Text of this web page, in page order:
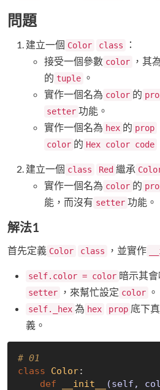
問題
建立一個 Color class
：
接受一個參數 color ，其
的 tuple 。
實作一個名為 color 的
setter 功能。
實作一個名為 hex 的 prop
color 的 Hex color code
建立一個 class Red 繼承
實作一個名為 color 的
能，而沒有 setter 功能。
解法1
首先定義 Color class ，並實作
self.color = color 暗示其會
setter ，來幫忙設定 color 。
self._hex 為 hex prop 底下
義。
# 01
class
Color:
def
__init__ (self,